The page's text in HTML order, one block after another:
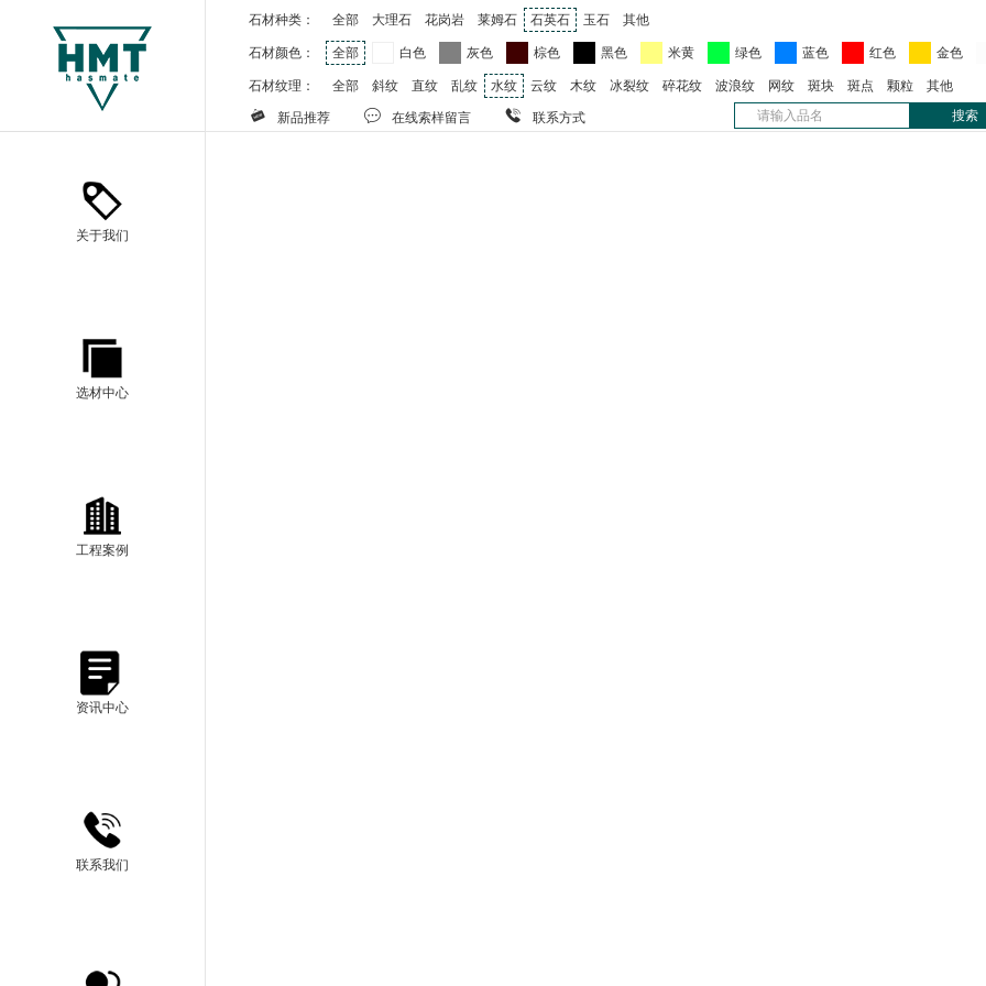
关于我们
选材中心
工程案例
资讯中心
联系我们
石材种类： 全部 大理石 花岗岩 莱姆石 石英石 玉石 其他
石材颜色： 全部 白色 灰色 棕色 黑色 米黄 绿色 蓝色 红色 金色
石材纹理： 全部 斜纹 直纹 乱纹 水纹 云纹 木纹 冰裂纹 碎花纹 波浪纹 网纹 斑块 斑点 颗粒 其他
 新品推荐  在线索样留言  联系方式